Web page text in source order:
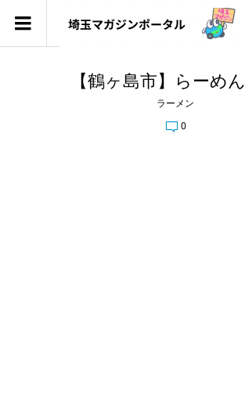
【鶴ヶ島市】らーめ
ラーメン
0